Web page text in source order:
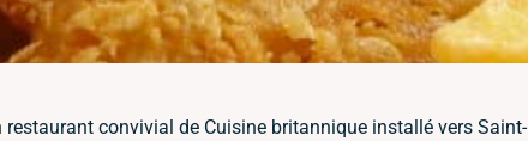
restaurant convivial de Cuisine britannique installé vers Saint-